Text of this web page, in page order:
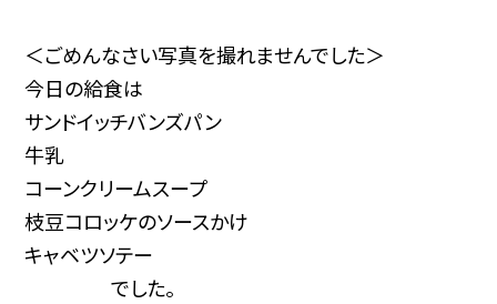
＜ごめんなさい写真を撮れませんでした＞
今日の給食は
サンドイッチバンズパン
牛乳
コーンクリームスープ
枝豆コロッケのソースかけ
キャベツソテー
でした。